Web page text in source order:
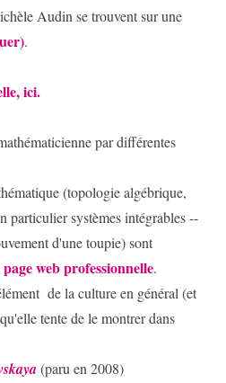
Audin se trouvent sur une
.
ici.
par différentes
(topologie algébrique,
particulier systèmes intégrables --
d'une toupie) sont
page web professionnelle.
de la culture en général (et
tente de le montrer dans
(paru en 2008)